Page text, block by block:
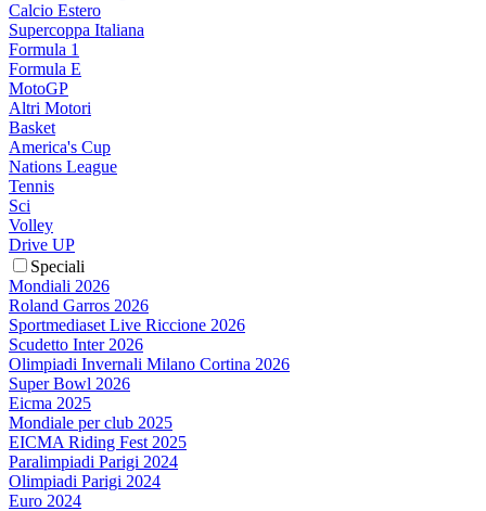
Calcio Estero
Supercoppa Italiana
Formula 1
Formula E
MotoGP
Altri Motori
Basket
America's Cup
Nations League
Tennis
Sci
Volley
Drive UP
Speciali
Mondiali 2026
Roland Garros 2026
Sportmediaset Live Riccione 2026
Scudetto Inter 2026
Olimpiadi Invernali Milano Cortina 2026
Super Bowl 2026
Eicma 2025
Mondiale per club 2025
EICMA Riding Fest 2025
Paralimpiadi Parigi 2024
Olimpiadi Parigi 2024
Euro 2024